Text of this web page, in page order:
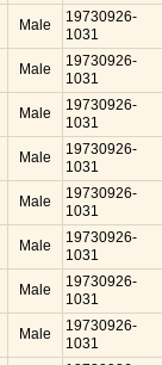
Male
19730926-
1031
Male
19730926-
1031
Male
19730926-
1031
Male
19730926-
1031
Male
19730926-
1031
Male
19730926-
1031
Male
19730926-
1031
Male
19730926-
1031